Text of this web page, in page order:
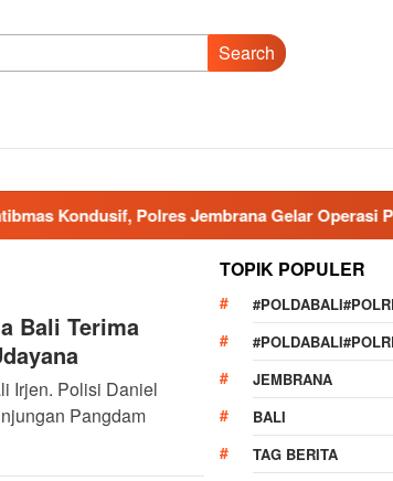
Search
Polres Jembrana Gelar Operasi Pekat
Bali Terima
Irjen. Polisi Daniel
Pangdam
TOPIK POPULER
JEMBRANA
BALI
TAG BERITA